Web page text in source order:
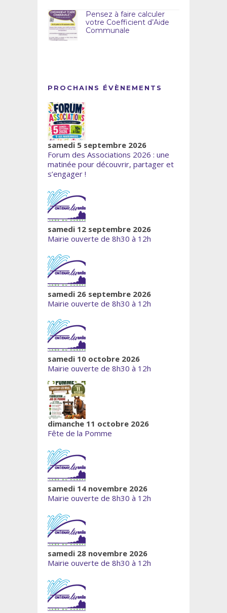
Pensez à faire calculer
votre Coefficient d’Aide
Communale
PROCHAINS ÉVÈNEMENTS
samedi 5 septembre 2026
Forum des Associations 2026 : une
matinée pour découvrir, partager et
s’engager !
samedi 12 septembre 2026
Mairie ouverte de 8h30 à 12h
samedi 26 septembre 2026
Mairie ouverte de 8h30 à 12h
samedi 10 octobre 2026
Mairie ouverte de 8h30 à 12h
dimanche 11 octobre 2026
Fête de la Pomme
samedi 14 novembre 2026
Mairie ouverte de 8h30 à 12h
samedi 28 novembre 2026
Mairie ouverte de 8h30 à 12h